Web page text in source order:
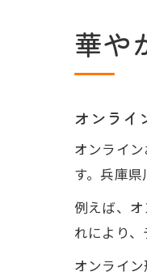
華や
オンライ
オンライ
す。兵庫
例えば、
れにより
オンライ